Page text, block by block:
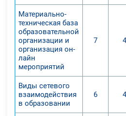
условиях
компетенций
образовании.
организации
вебинаров и
Материально-
техническая база
образовательной
организации и
организация он-
лайн
мероприятий
7 4
Виды сетевого
взаимодействия
в образовании
6 4